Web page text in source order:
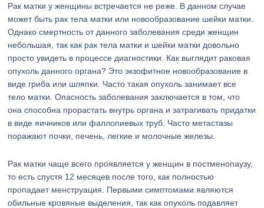
Рак матки у женщины встречается не реже. В данном случае
может быть рак тела матки или новообразование шейки матки.
Однако смертность от данного заболевания среди женщин
небольшая, так как рак тела матки и шейки матки довольно
просто увидеть в процессе диагностики. Как выглядит раковая
опухоль данного органа? Это экзофитное новообразование в
виде гриба или шляпки. Часто такая опухоль занимает все
тело матки. Опасность заболевания заключается в том, что
она способна прорастать внутрь органа и затрагивать придатки
в виде яичников или фаллопиевых труб. Часто метастазы
поражают почки, печень, легкие и молочные железы.
Рак матки чаще всего проявляется у женщин в постменопаузу,
то есть спустя 12 месяцев после того, как полностью
пропадает менструация. Первыми симптомами являются
обильные кровяные выделения, так как опухоль подавляет